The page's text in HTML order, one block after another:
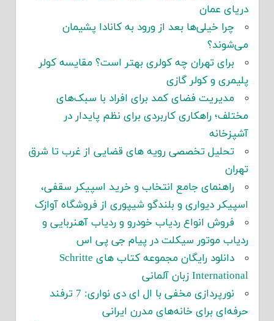
دریای عمان
چرا خیلی‌ها بعد از ورود به کانادا پشیمان
می‌شوند؟
برای تهران چه کولری بهتر است؟ مقایسه کولر
پلیمری و کولر گازی
مدیریت فضای کمد برای افراد با سبک‌های
مختلف؛ راهکاری کاربردی برای نظم پایدار در
آشپزخانه
تحلیل تخصصی رویه های قضایی از غرب تا شرق
تهران
راهنمای جامع انتخاب و خرید اسپیکر سقفی،
اسپیکر دیواری و بلندگو شیپوری از فروشگاه آوازک
فروش انواع ردیاب خودرو و ردیاب آهنربایی و
ردیاب موتور سیکلت در پیام جی پی اس
دانلود رایگان مجموعه کتاب های Schritte
International زبان آلمانی
نورپردازی مخفی با ال ای دی نواری: 7 ترفند
حرفه‌ای برای خانه‌های مدرن ایرانی